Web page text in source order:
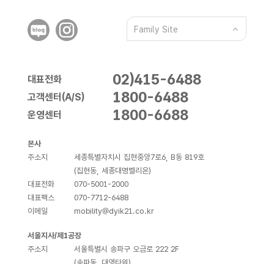
Family Site
대표전화 02)415-6488
고객센터(A/S) 1800-6488
운영센터 1800-6688
본사
주소지
세종특별자치시 집현중앙7로6, B동 819호
(집현동, 세종대명벨리온)
대표전화
070-5001-2000
대표팩스
070-7712-6488
이메일
mobility@dyik21.co.kr
서울지사/제1공장
주소지
서울특별시 송파구 오금로 222 2F